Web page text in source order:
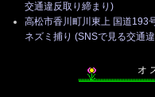
交通違反取り締まり)
高松市香川町川東上 国道193
ネズミ捕り (SNSで見る交通
オ